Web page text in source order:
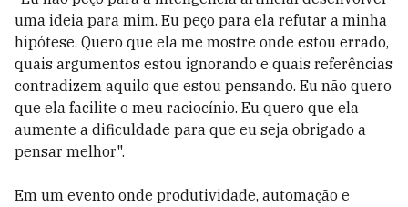
uma ideia para mim. Eu peço para ela refutar a minha
hipótese. Quero que ela me mostre onde estou errado,
quais argumentos estou ignorando e quais referências
contradizem aquilo que estou pensando. Eu não quero
que ela facilite o meu raciocínio. Eu quero que ela
aumente a dificuldade para que eu seja obrigado a
pensar melhor".
Em um evento onde produtividade, automação e